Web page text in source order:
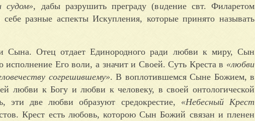
судом», дабы разрушить преграду (видение свт. Филаретом
разные аспекты Искупления, которые принято называть
Сына. Отец отдает Единородного ради любви к миру, Сын
Его воли, а значит и Своей. Суть Креста в «любви
согрешившему». В воплотившемся Сыне Божием, в
любви к Богу и любви к человеку, в своей онтологической
эти две любви образуют средокрестие, «Небесный Крест
Крест есть любовь, которою Сын Божий связан и пленен